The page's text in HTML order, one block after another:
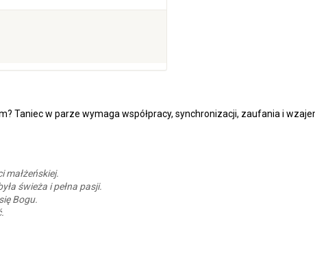
Taniec w parze wymaga współpracy, synchronizacji, zaufania i
małżeńskiej.
świeża i pełna pasji.
Bogu.